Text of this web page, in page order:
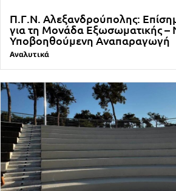
Π.Γ.Ν. Αλεξανδρούπολης:
για τη Μονάδα Εξωσωματικής –
Υποβοηθούμενη Αναπαραγωγή
Αναλυτικά